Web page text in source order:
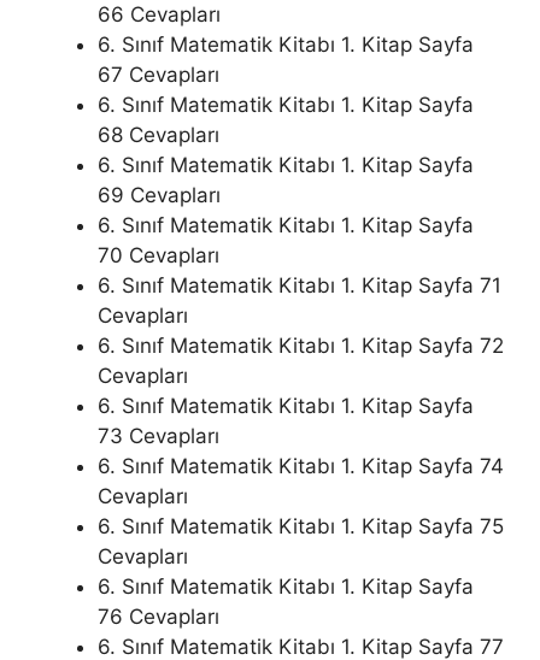
66 Cevapları
6. Sınıf Matematik Kitabı 1. Kitap Sayfa
67 Cevapları
6. Sınıf Matematik Kitabı 1. Kitap Sayfa
68 Cevapları
6. Sınıf Matematik Kitabı 1. Kitap Sayfa
69 Cevapları
6. Sınıf Matematik Kitabı 1. Kitap Sayfa
70 Cevapları
6. Sınıf Matematik Kitabı 1. Kitap Sayfa 71
Cevapları
6. Sınıf Matematik Kitabı 1. Kitap Sayfa 72
Cevapları
6. Sınıf Matematik Kitabı 1. Kitap Sayfa
73 Cevapları
6. Sınıf Matematik Kitabı 1. Kitap Sayfa 74
Cevapları
6. Sınıf Matematik Kitabı 1. Kitap Sayfa 75
Cevapları
6. Sınıf Matematik Kitabı 1. Kitap Sayfa
76 Cevapları
6. Sınıf Matematik Kitabı 1. Kitap Sayfa 77